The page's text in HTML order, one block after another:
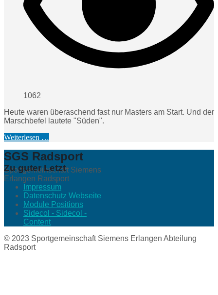
1062
Heute waren überaschend fast nur Masters am Start. Und der
Marschbefel lautete "Süden".
Weiterlesen …
SGS Radsport
Sportgemeinschaft Siemens
Erlangen Radsport
Zu guter Letzt
Impressum
Datenschutz Webseite
Module Positions
Sidecol - Sidecol -
Content
© 2023 Sportgemeinschaft Siemens Erlangen Abteilung
Radsport